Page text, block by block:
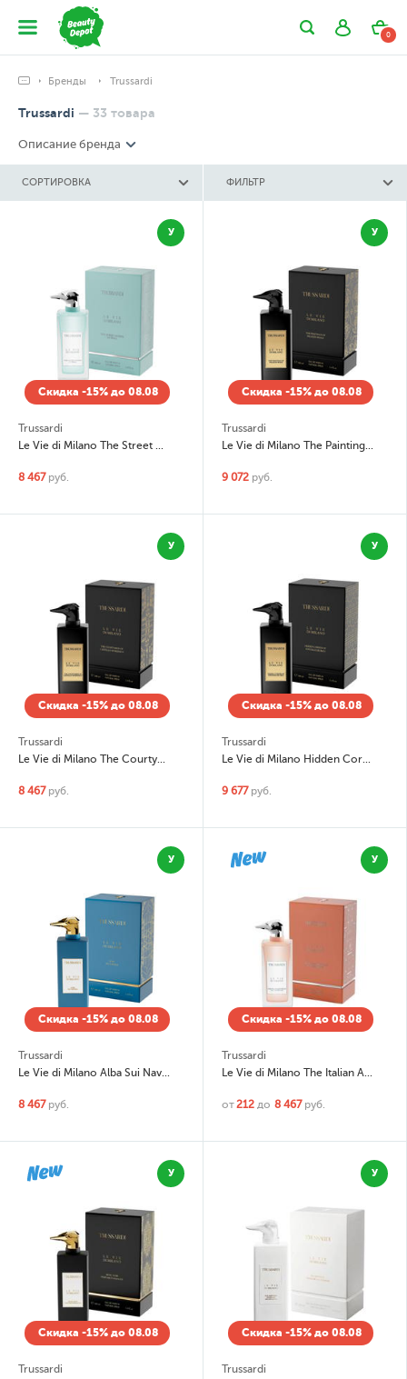
0
Бренды Trussardi
Trussardi — 33 товара
Описание бренда
СОРТИРОВКА ФИЛЬТР
У
Скидка -15% до 08.08
Trussardi
Le Vie di Milano The Street Artists of Isola
8 467 руб.
У
Скидка -15% до 08.08
Trussardi
Le Vie di Milano The Paintings of Palazzo Reale
9 072 руб.
У
Скидка -15% до 08.08
Trussardi
Le Vie di Milano The Courtyards of Castello Sforzesco
8 467 руб.
У
Скидка -15% до 08.08
Trussardi
Le Vie di Milano Hidden Corner Of Fontana Dei Baci
9 677 руб.
У
Скидка -15% до 08.08
Trussardi
Le Vie di Milano Alba Sui Navigli
8 467 руб.
У
Скидка -15% до 08.08
Trussardi
Le Vie di Milano The Italian Artists of Via Solferino
от212 до 8 467 руб.
У
Скидка -15% до 08.08
Trussardi
У
Скидка -15% до 08.08
Trussardi